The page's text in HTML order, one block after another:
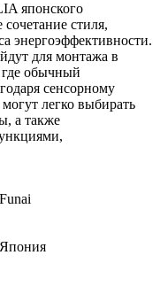
японского
стиля,
энергоэффективности.
для монтажа в
обычный
сенсорному
легко выбирать
а также
Funai
Япония